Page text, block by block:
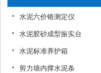
水泥六价铬测定仪
水泥胶砂成型振实台
水泥标准养护箱
剪力墙内撑水泥条